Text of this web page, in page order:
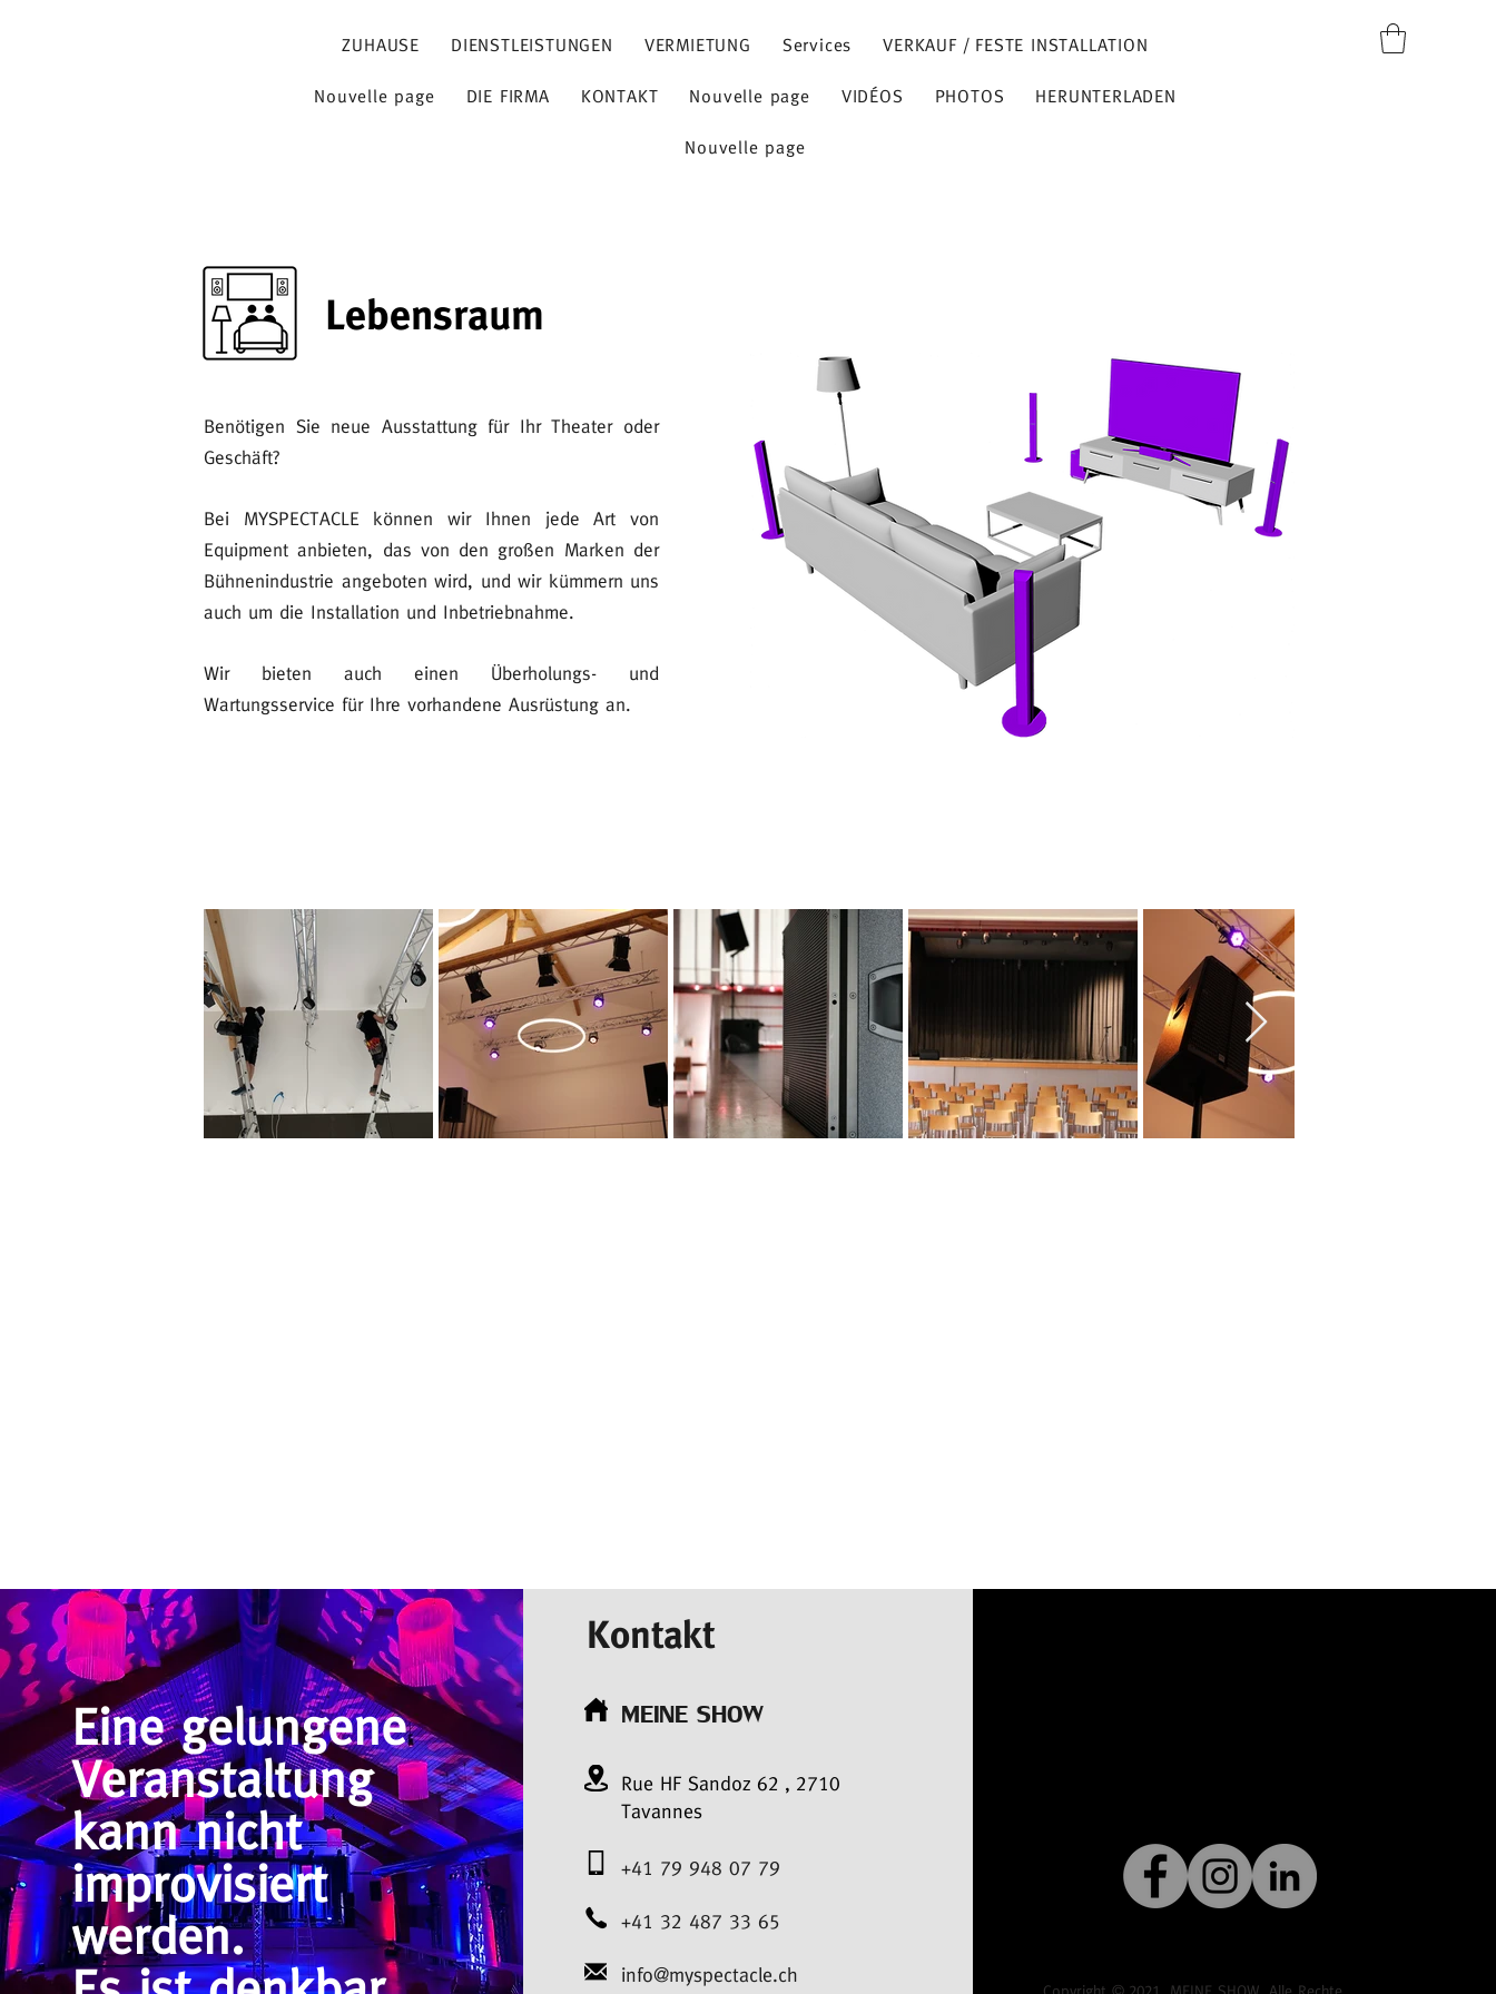
ZUHAUSE DIENSTLEISTUNGEN VERMIETUNG Services VERKAUF / FESTE INSTALLATION
Nouvelle page DIE FIRMA KONTAKT Nouvelle page VIDÉOS PHOTOS HERUNTERLADEN
Nouvelle page
Lebensraum
Benötigen Sie neue Ausstattung für Ihr Theater oder
Geschäft?
Bei MYSPECTACLE können wir Ihnen jede Art von
Equipment anbieten, das von den großen Marken der
Bühnenindustrie angeboten wird, und wir kümmern uns
auch um die Installation und Inbetriebnahme.
Wir bieten auch einen Überholungs- und
Wartungsservice für Ihre vorhandene Ausrüstung an.
Eine gelungene
Veranstaltung
kann nicht
improvisiert
werden.
Kontakt
MEINE SHOW
Rue HF Sandoz 62 , 2710
Tavannes
+41 79 948 07 79
+41 32 487 33 65
info@myspectacle.ch